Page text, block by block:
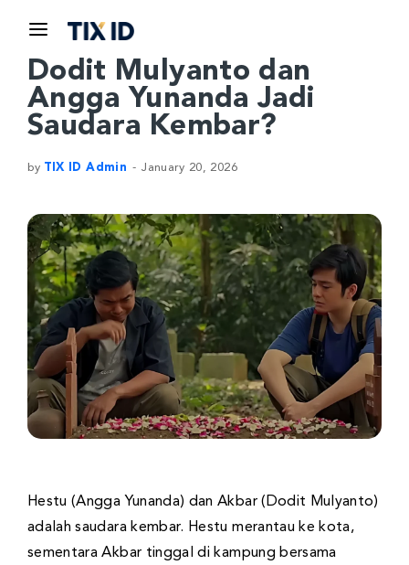
Dodit Mulyanto dan
Angga Yunanda Jadi
Saudara Kembar?
by TIX ID Admin January 20, 2026
Hestu (Angga Yunanda) dan Akbar (Dodit Mulyanto)
adalah saudara kembar. Hestu merantau ke kota,
sementara Akbar tinggal di kampung bersama